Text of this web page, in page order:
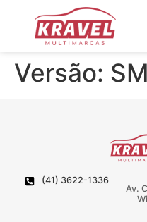
Versão:
(41) 3622-1336
Av.